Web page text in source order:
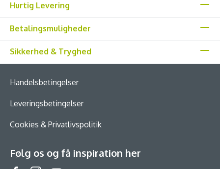
Hurtig Levering
Betalingsmuligheder
Sikkerhed & Tryghed
Handelsbetingelser
Leveringsbetingelser
Cookies & Privatlivspolitik
Følg os og få inspiration her